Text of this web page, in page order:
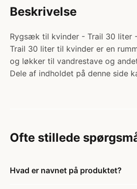
Beskrivelse
Rygsæk til kvinder - Trail 30 liter
Trail 30 liter til kvinder er en
og løkker til vandrestave og
Dele af indholdet på denne side
Ofte stillede
Hvad er navnet på produktet?